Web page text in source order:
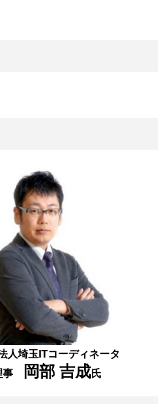
人埼玉ITコーディネータ
事
岡部 吉成氏